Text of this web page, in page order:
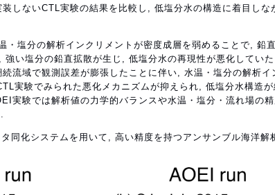
しないCTL実験の結果を比較し, 低塩分水の構造に着目しな
・塩分の解析インクリメントが密度成層を弱めることで, 鉛
い塩分の鉛直拡散が生じ, 低塩分水の再現性が悪化していた
流域で観測誤差が膨張したことに伴い, 水温・塩分の解析イ
実験でみられた悪化メカニズムが抑えられ, 低塩分水構造が
実験では解析値の力学的バランスや水温・塩分・流れ場の
同化システムを用いて, 高い精度を持つアンサンブル海洋解